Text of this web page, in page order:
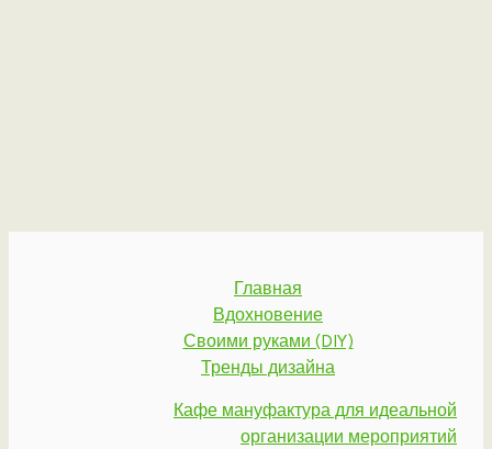
Главная
Вдохновение
Своими руками (DIY)
Тренды дизайна
Кафе мануфактура для идеальной
организации мероприятий